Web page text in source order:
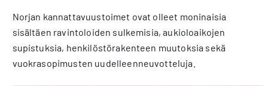
Norjan kannattavuustoimet ovat olleet moninaisia
sisältäen ravintoloiden sulkemisia, aukioloaikojen
supistuksia, henkilöstörakenteen muutoksia sekä
vuokrasopimusten uudelleenneuvotteluja.